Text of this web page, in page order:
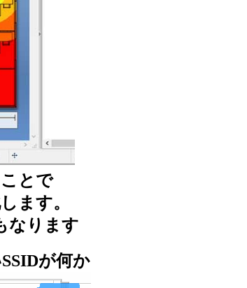
とで
ます。
なります
が何か